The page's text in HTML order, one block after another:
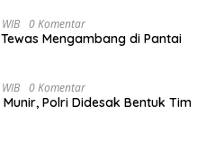
0 Komentar
Mengambang di Pantai
0 Komentar
Polri Didesak Bentuk Tim